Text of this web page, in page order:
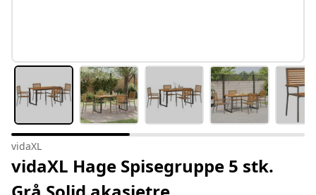
vidaXL
vidaXL Hage Spisegruppe 5 stk.